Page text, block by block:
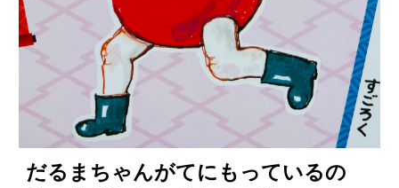
だるまちゃんがてにもっているの